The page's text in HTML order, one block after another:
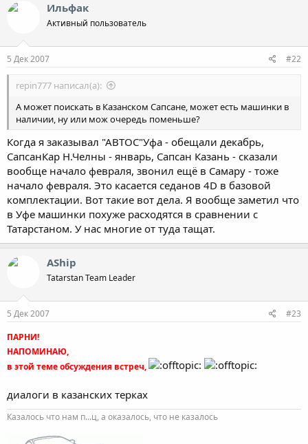
Ильфак
Активный пользователь
5 Дек 2007 #22
repin777 написал(а):
А может поискать в Казанском Сапсане, может есть машинки в
наличии, ну или мож очередь поменьше?
Когда я заказывал "АВТОС"Уфа - обещали декабрь,
СапсанКар Н.Челны - январь, Сапсан Казань - сказали
вообще начало февраля, звонил ещё в Самару - тоже
начало февраля. Это касается седанов 4D в базовой
комплектации. Вот такие вот дела. Я вообще заметил что
в Уфе машинки похуже расходятся в сравнении с
Татарстаном. У нас многие от туда тащат.
AShip
Tatarstan Team Leader
5 Дек 2007
#23
ПАРНИ!
НАПОМИНАЮ,
в этой теме обсуждения встреч,
диалоги в казанских терках
Казалось что нам п...ц, а оказалось, что не казалось